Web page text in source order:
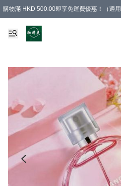
購物滿 HKD 500.00即享免運費優惠！（適